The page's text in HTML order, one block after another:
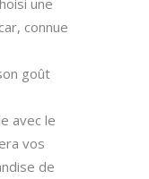
connue
goût
avec le
vos
de